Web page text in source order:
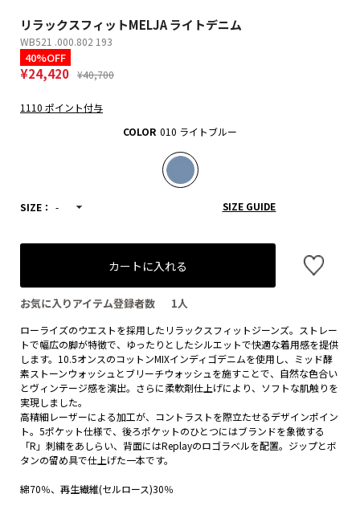
リラックスフィットMELJA ライトデニム
WB521 .000.802 193
40%OFF
¥24,420 ¥40,700
1110 ポイント付与
COLOR 010 ライトブルー
SIZE： - SIZE GUIDE
カートに入れる
お気に入りアイテム登録者数 1人
ローライズのウエストを採用したリラックスフィットジーンズ。ストレー
トで幅広の脚が特徴で、ゆったりとしたシルエットで快適な着用感を提供
します。10.5オンスのコットンMIXインディゴデニムを使用し、ミッド酵
素ストーンウォッシュとブリーチウォッシュを施すことで、自然な色合い
とヴィンテージ感を演出。さらに柔軟剤仕上げにより、ソフトな肌触りを
実現しました。
高精細レーザーによる加工が、コントラストを際立たせるデザインポイン
ト。5ポケット仕様で、後ろポケットのひとつにはブランドを象徴する
「R」刺繍をあしらい、背面にはReplayのロゴラベルを配置。ジップとボ
タンの留め具で仕上げた一本です。
綿70％、再生繊維(セルロース)30％